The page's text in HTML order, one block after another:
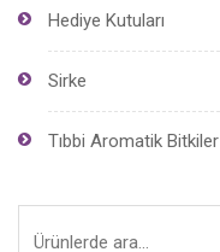
Hediye Kutuları
Sirke
Tıbbi Aromatik Bitkiler